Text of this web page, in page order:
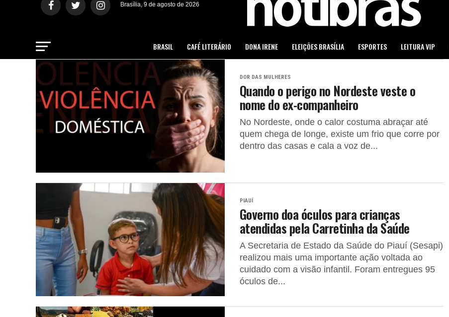
Brasília, 9 de agosto de 2026
BRASIL CAFÉ LITERÁRIO DONA IRENE ELEIÇÕES BRASÍLIA ESPORTES LEITURA VIP
DOR DAS MULHERES
Quando o perigo no Nordeste veste o
nome do ex-companheiro
No Nordeste, onde o calor costuma abraçar até
quem chega de longe, existe um frio que corre por
dentro das casas e cala a voz de...
PIAUÍ
Governo doa óculos para crianças
atendidas pela Carretinha da Saúde
A Secretaria de Estado da Saúde do Piauí (Sesapi)
realizou mais uma importante ação voltada ao
cuidado com a visão infantil. Foram entregues 95
óculos de...